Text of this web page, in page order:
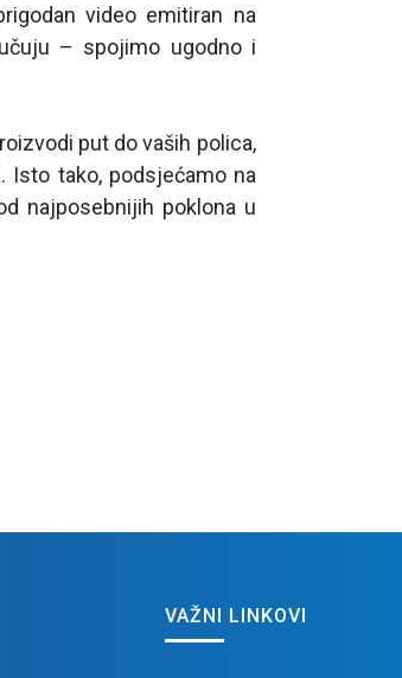
video emitiran na
– spojimo ugodno i
put do vaših polica,
Isto tako, podsjećamo na
najposebnijih poklona u
VAŽNI LINKOVI